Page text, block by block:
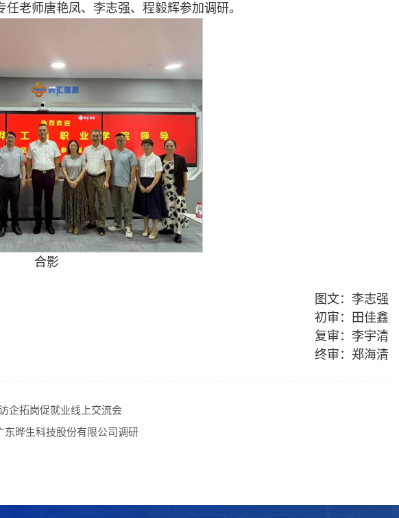
老师唐艳凤、李志强、程毅辉参加调研。
合影
图文：李志强
初审：田佳鑫
复审：李宇清
终审：郑海清
企拓岗促就业线上交流会
晔生科技股份有限公司调研